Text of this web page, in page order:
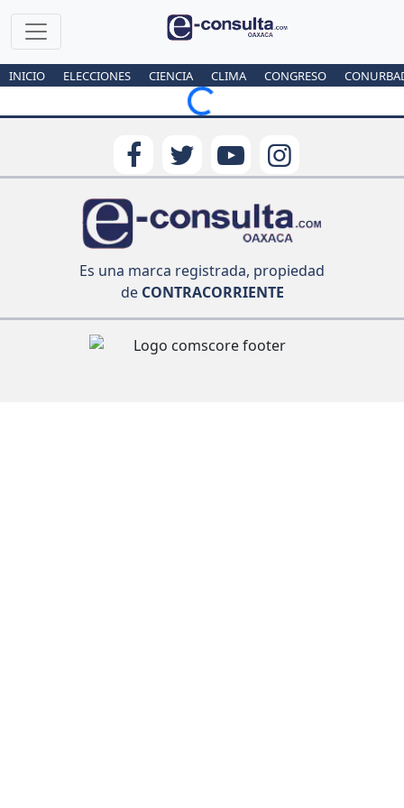
INICIO ELECCIONES CIENCIA CLIMA CONGRESO
Loading...
Es una marca registrada, propiedad
deCONTRACORRIENTE